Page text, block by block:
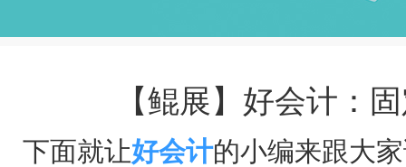
【鲲展】好会计：
下面就让好会计的小编来跟大